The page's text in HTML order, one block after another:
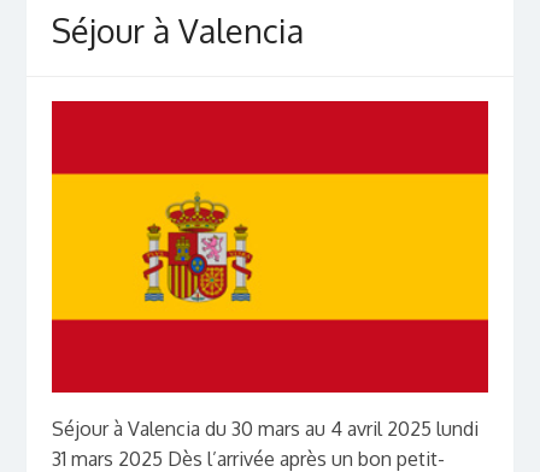
Séjour à Valencia
Séjour à Valencia du 30 mars au 4 avril 2025 lundi
31 mars 2025 Dès l’arrivée après un bon petit-